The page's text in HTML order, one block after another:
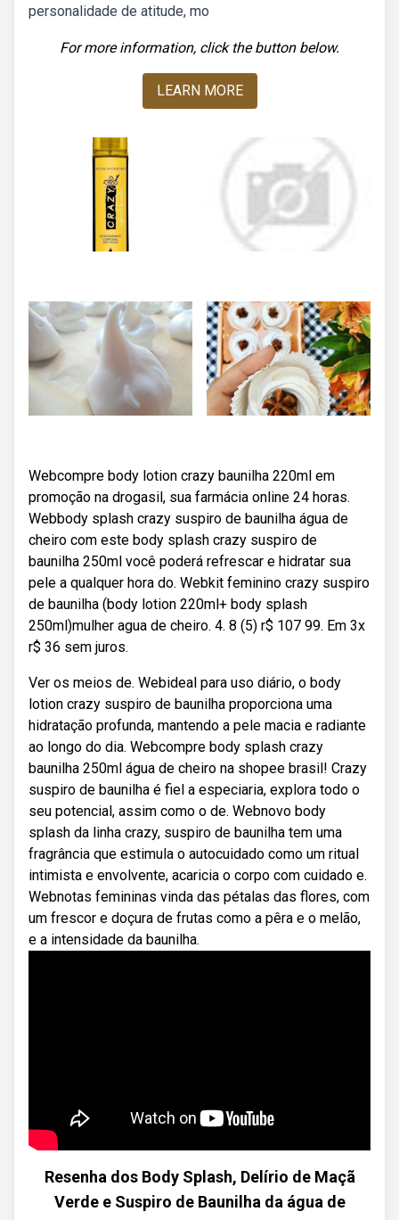
personalidade de atitude, mo
For more information, click the button below.
LEARN MORE
Webcompre body lotion crazy baunilha 220ml em
promoção na drogasil, sua farmácia online 24 horas.
Webbody splash crazy suspiro de baunilha água de
cheiro com este body splash crazy suspiro de
baunilha 250ml você poderá refrescar e hidratar sua
pele a qualquer hora do. Webkit feminino crazy suspiro
de baunilha (body lotion 220ml+ body splash
250ml)mulher agua de cheiro. 4. 8 (5) r$ 107 99. Em 3x
r$ 36 sem juros.
Ver os meios de. Webideal para uso diário, o body
lotion crazy suspiro de baunilha proporciona uma
hidratação profunda, mantendo a pele macia e radiante
ao longo do dia. Webcompre body splash crazy
baunilha 250ml água de cheiro na shopee brasil! Crazy
suspiro de baunilha é fiel a especiaria, explora todo o
seu potencial, assim como o de. Webnovo body
splash da linha crazy, suspiro de baunilha tem uma
fragrância que estimula o autocuidado como um ritual
intimista e envolvente, acaricia o corpo com cuidado e.
Webnotas femininas vinda das pétalas das flores, com
um frescor e doçura de frutas como a pêra e o melão,
e a intensidade da baunilha.
Resenha dos Body Splash, Delírio de Maçã
Verde e Suspiro de Baunilha da água de